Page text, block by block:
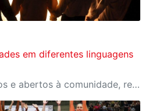
em diferentes linguagens
Os eventos são gratuitos e abertos à comunidade, reunindo oficinas de teatro, música, dança, artes visuais e karaokê no Sesi Bauru